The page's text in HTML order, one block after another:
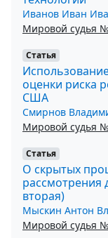
Иванов Иван
Мировой судья
Статья
оценки риска
США
Смирнов
Мировой судья
Статья
О скрытых
рассмотрения
вторая)
Мыскин Антон
Мировой судья